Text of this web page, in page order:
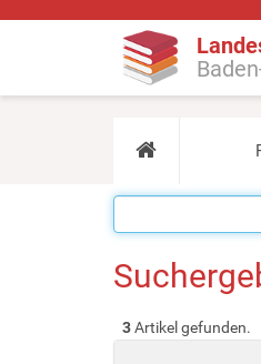
3Artikel gefunden.